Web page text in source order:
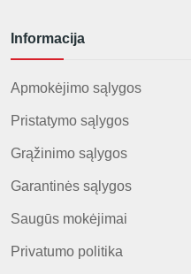
Informacija
Apmokėjimo sąlygos
Pristatymo sąlygos
Grąžinimo sąlygos
Garantinės sąlygos
Saugūs mokėjimai
Privatumo politika